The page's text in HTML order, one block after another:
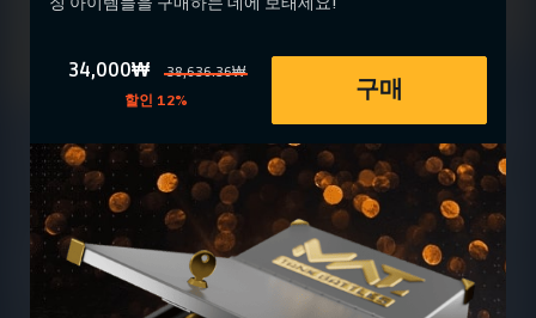
34,000₩
38,636.36₩
할인 12%
구매